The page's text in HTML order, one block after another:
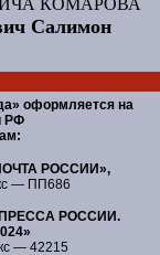
КОМАРОВА
Салимон
оформляется на
РФ
РОССИИ»,
— ПП686
ПРЕССА РОССИИ.
— 42215